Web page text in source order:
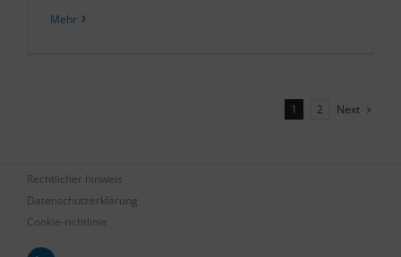
Mehr
1 2 Next
Rechtlicher hinweis
Datenschutzerklärung
Cookie-richtlinie